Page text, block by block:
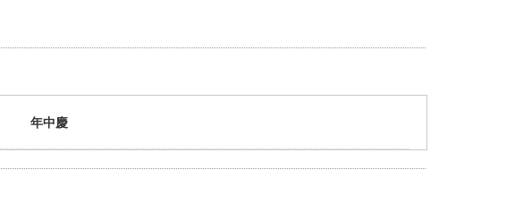
年中慶